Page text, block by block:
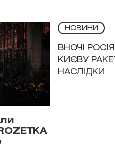
НОВИНИ
ВНОЧІ
КИЄВУ
НАСЛІДКИ